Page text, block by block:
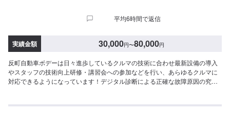
平均6時間で返信
実績金額 30,000円〜80,000円
反町自動車ボデーは日々進歩しているクルマの技術に合わせ最新設備の導入
やスタッフの技術向上研修・講習会への参加などを行い、あらゆるクルマに
対応できるようになっています！デジタル診断による正確な故障原因の究明
備士による点検・メンテナンス、クルマのパーツ交換や取り付け・カスタム